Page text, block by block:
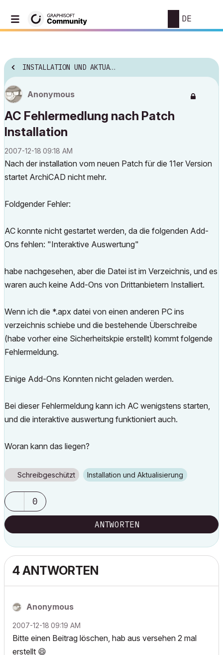
DE
INSTALLATION UND AKTUALISIERUNG
Anonymous
AC Fehlermedlung nach Patch
Installation
‎2007-12-18 09:18 AM
Nach der installation vom neuen Patch für die 11er Version
startet ArchiCAD nicht mehr.
Foldgender Fehler:
AC konnte nicht gestartet werden, da die folgenden Add-
Ons fehlen: "Interaktive Auswertung"
habe nachgesehen, aber die Datei ist im Verzeichnis, und es
waren auch keine Add-Ons von Drittanbietern Installiert.
Wenn ich die *.apx datei von einen anderen PC ins
verzeichnis schiebe und die bestehende Überschreibe
(habe vorher eine Sicherheitskpie erstellt) kommt folgende
Fehlermeldung.
Einige Add-Ons Konnten nicht geladen werden.
Bei dieser Fehlermeldung kann ich AC wenigstens starten,
und die interaktive auswertung funktioniert auch.
Woran kann das liegen?
Schreibgeschützt Installation und Aktualisierung
0
ANTWORTEN
4 ANTWORTEN
Anonymous
‎2007-12-18 09:19 AM
Bitte einen Beitrag löschen, hab aus versehen 2 mal
erstellt 😄